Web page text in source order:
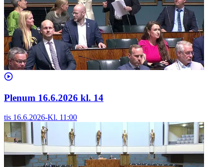
Plenum 16.6.2026 kl. 14
tis 16.6.2026-Kl. 11:00